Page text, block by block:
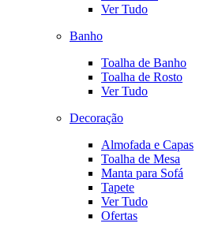
Ver Tudo
Banho
Toalha de Banho
Toalha de Rosto
Ver Tudo
Decoração
Almofada e Capas
Toalha de Mesa
Manta para Sofá
Tapete
Ver Tudo
Ofertas